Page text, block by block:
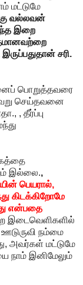
மட்டுமே
வல்லவன்
இறை
சரி.
பொறுத்தவரை
செய்தவனை
, தீர்ப்பு
இல்லை.,
பெயரால்,
கிடக்கிறோமே
என்பதை
இடைவெளிகளில்
நம்மை
அவர்கள் மட்டுமே
நாம் இனிமேலும்